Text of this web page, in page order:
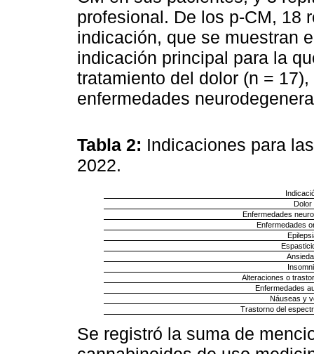
profesional. De los p-CM, 18
indicación, que se muestran
indicación principal para la
tratamiento del dolor (n =
enfermedades
Tabla 2: Indicaciones para
2022.
Dolor
Enfermedades
Enfermedades
Alteraciones o
Enfermedades
Náuseas y
Trastorno del
Se registró la suma de